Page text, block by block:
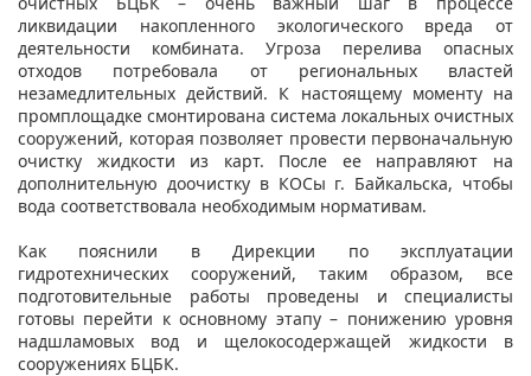
ликвидации накопленного экологического вреда от
деятельности комбината. Угроза перелива опасных
отходов потребовала от региональных властей
незамедлительных действий. К настоящему моменту на
промплощадке смонтирована система локальных очистных
сооружений, которая позволяет провести первоначальную
очистку жидкости из карт. После ее направляют на
дополнительную доочистку в КОСы г. Байкальска, чтобы
вода соответствовала необходимым нормативам.
Как пояснили в Дирекции по эксплуатации
гидротехнических сооружений, таким образом, все
подготовительные работы проведены и специалисты
готовы перейти к основному этапу – понижению уровня
надшламовых вод и щелокосодержащей жидкости в
сооружениях БЦБК.